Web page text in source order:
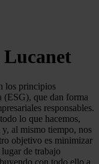
los principios
(ESG), que dan forma
responsables.
lo que hacemos,
y, al mismo tiempo, nos
objetivo es minimizar
de trabajo
con todo ello a